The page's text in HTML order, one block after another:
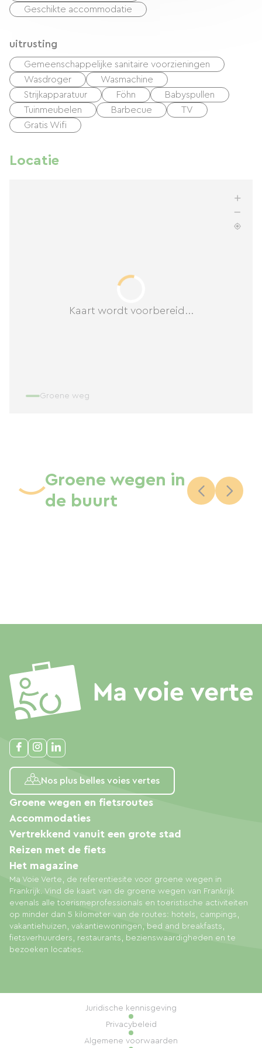
Geschikte accommodatie
uitrusting
Gemeenschappelijke sanitaire voorzieningen
Wasdroger
Wasmachine
Strijkapparatuur
Föhn
Babyspullen
Tuinmeubelen
Barbecue
TV
Gratis Wifi
Locatie
Kaart wordt voorbereid...
Groene weg
Groene wegen in
de buurt
Nos plus belles voies vertes
Ma Voie Verte, de referentiesite voor groene wegen in
Frankrijk. Vind de kaart van de groene wegen van Frankrijk
evenals alle toerismeprofessionals en toeristische activiteiten
op minder dan 5 kilometer van de routes: hotels, campings,
vakantiehuizen, vakantiewoningen, bed and breakfasts,
fietsverhuurders, restaurants, bezienswaardigheden en te
bezoeken locaties.
Groene wegen en fietsroutes
Accommodaties
Vertrekkend vanuit een grote stad
Reizen met de fiets
Het magazine
Juridische kennisgeving
Privacybeleid
Algemene voorwaarden